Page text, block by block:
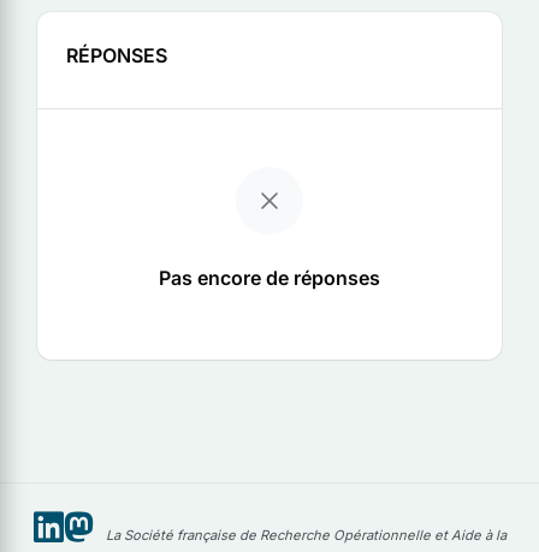
RÉPONSES
Pas encore de réponses
La Société française de Recherche Opérationnelle et Aide à la